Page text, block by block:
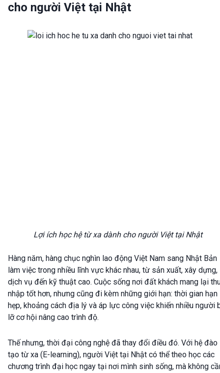
cho người Việt tại Nhật
Lợi ích học hệ từ xa dành cho người Việt tại Nhật
Hàng năm, hàng chục nghìn lao động Việt Nam sang Nhật Bản
làm việc trong nhiều lĩnh vực khác nhau, từ sản xuất, xây dựng,
dịch vụ đến kỹ thuật cao. Cuộc sống nơi đất khách mang lại
nhập tốt hơn, nhưng cũng đi kèm những giới hạn: thời gian hạn
hẹp, khoảng cách địa lý và áp lực công việc khiến nhiều người
lỡ cơ hội nâng cao trình độ.
Thế nhưng, thời đại công nghệ đã thay đổi điều đó. Với hệ đào
tạo từ xa (E-learning), người Việt tại Nhật có thể theo học các
chương trình đại học ngay tại nơi mình sinh sống, mà không